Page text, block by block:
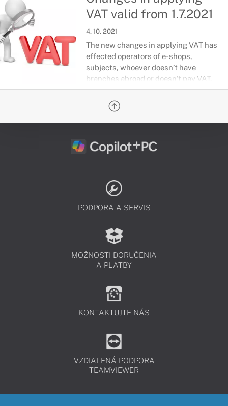
VAT valid from 1.7.2021
4. 10. 2021
The new changes in applying VAT has
effected operators of e-shops,
subjects, whoever doesn’t have
branches abroad or doesn’t pay VAT.
PODPORA A SERVIS
MOŽNOSTI DORUČENIA
A PLATBY
KONTAKTUJTE NÁS
VZDIALENÁ PODPORA
TEAMVIEWER